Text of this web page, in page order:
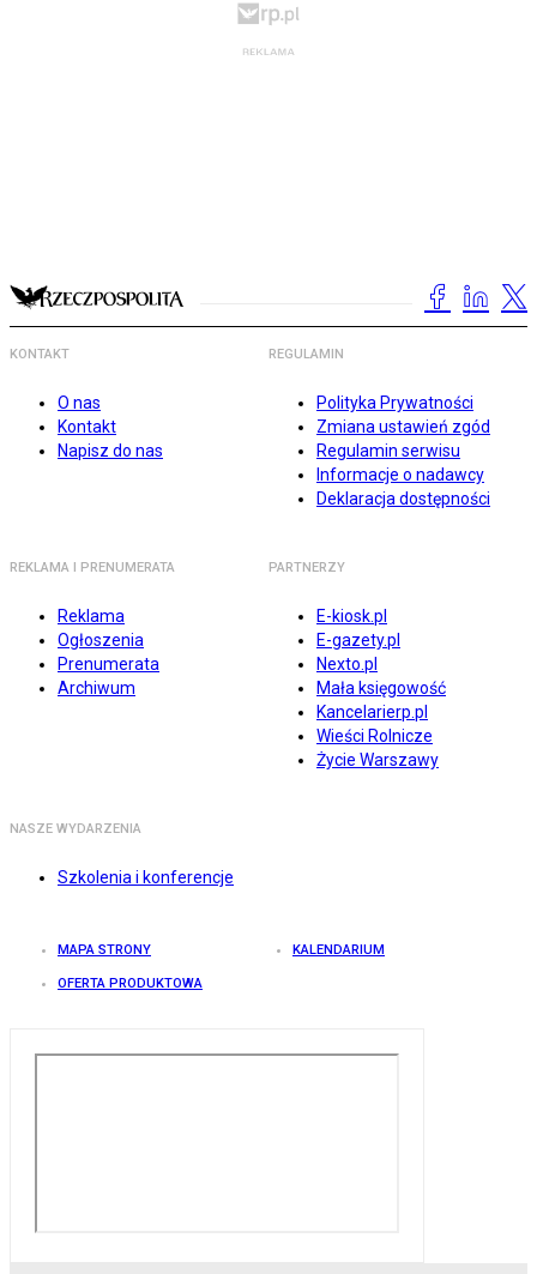
KONTAKT
O nas
Kontakt
Napisz do nas
REGULAMIN
Polityka Prywatności
Zmiana ustawień zgód
Regulamin serwisu
Informacje o nadawcy
Deklaracja dostępności
REKLAMA I PRENUMERATA
Reklama
Ogłoszenia
Prenumerata
Archiwum
PARTNERZY
E-kiosk.pl
E-gazety.pl
Nexto.pl
Mała księgowość
Kancelarierp.pl
Wieści Rolnicze
Życie Warszawy
NASZE WYDARZENIA
Szkolenia i konferencje
MAPA STRONY KALENDARIUM
OFERTA PRODUKTOWA